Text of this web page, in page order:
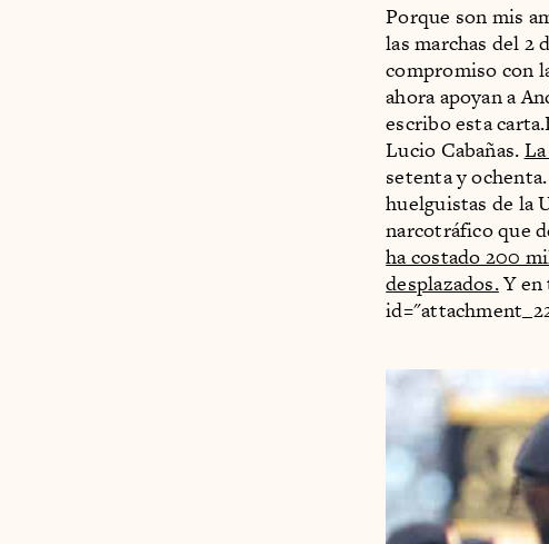
Porque son mis
las marchas del 2
compromiso con
ahora apoyan a
escribo esta
Lucio Cabañas.
setenta y ochenta.
huelguistas de la
narcotráfico que
ha costado 200
desplazados.Y en